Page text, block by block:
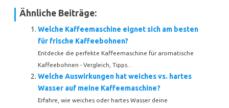
Ähnliche Beiträge:
Welche Kaffeemaschine eignet sich am besten
für frische Kaffeebohnen?
Entdecke die perfekte Kaffeemaschine für aromatische
Kaffeebohnen - Vergleich, Tipps...
Welche Auswirkungen hat weiches vs. hartes
Wasser auf meine Kaffeemaschine?
Erfahre, wie weiches oder hartes Wasser deine